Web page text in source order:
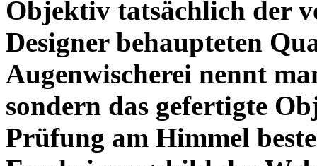
Objektiv tatsächlich der
Designer behaupteten
Augenwischerei nennt
sondern das gefertigte
Prüfung am Himmel